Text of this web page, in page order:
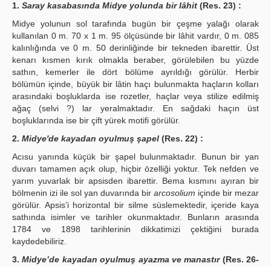
1. Saray kasabasında Midye yolunda bir lâhit (Res. 23) :
Midye yolunun sol tarafında bugün bir çeşme yalağı olarak
kullanılan 0 m. 70 x 1 m. 95 ölçüsünde bir lâhit vardır, 0 m. 085
kalınlığında ve 0 m. 50 derinliğinde bir tekneden ibarettir. Üst
kenarı kısmen kırık olmakla beraber, görülebilen bu yüzde
sathın, kemerler ile dört bölüme ayrıldığı görülür. Herbir
bölümün içinde, büyük bir lâtin haçı bulunmakta haçların kolları
arasındaki boşluklarda ise rozetler, haçlar veya stilize edilmiş
ağaç (selvi ?) lar yeralmaktadır. En sağdaki haçın üst
boşluklarında ise bir çift yürek motifi görülür.
2. Midye'de kayadan oyulmuş şapel (Res. 22) :
Acısu yanında küçük bir şapel bulunmaktadır. Bunun bir yan
duvarı tamamen açık olup, hiçbir özelliği yoktur. Tek nefden ve
yarım yuvarlak bir apsisden ibarettir. Bema kısmını ayıran bir
bölmenin izi ile sol yan duvarında bir arcosolium içinde bir mezar
görülür. Apsis’i horizontal bir silme süslemektedir, içeride kaya
sathında isimler ve tarihler okunmaktadır. Bunların arasında
1784 ve 1898 tarihlerinin dikkatimizi çektiğini burada
kaydedebiliriz.
3.Midye’de kayadan oyulmuş ayazma ve manastır(Res. 26-